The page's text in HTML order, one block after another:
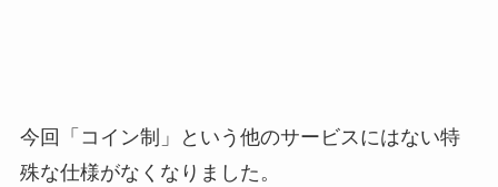
今回「コイン制」という他のサービスにはない特
殊な仕様がなくなりました。